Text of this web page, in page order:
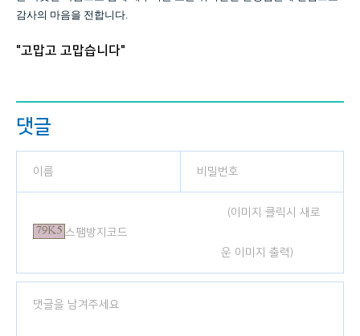
감사의 마음을 전합니다.
"고맙고 고맙습니다"
댓글
(이미지 클릭시 새로
운 이미지 출력)